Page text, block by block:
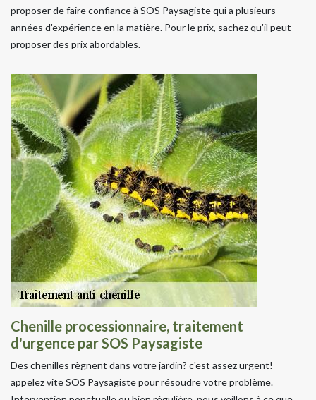
proposer de faire confiance à SOS Paysagiste qui a plusieurs
années d'expérience en la matière. Pour le prix, sachez qu'il peut
proposer des prix abordables.
Chenille processionnaire, traitement
d'urgence par SOS Paysagiste
Des chenilles règnent dans votre jardin? c'est assez urgent!
appelez vite SOS Paysagiste pour résoudre votre problème.